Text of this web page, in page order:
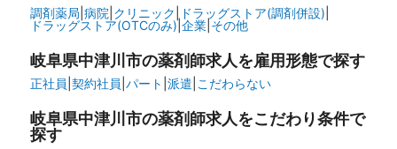
調剤薬局 病院 クリニック ドラッグストア(調剤併設)
ドラッグストア(OTCのみ)| 企業| その他
岐阜県中津川市の薬剤師求人を雇用形態で探す
正社員 契約社員 パート 派遣 こだわらない
岐阜県中津川市の薬剤師求人をこだわり条件で
探す